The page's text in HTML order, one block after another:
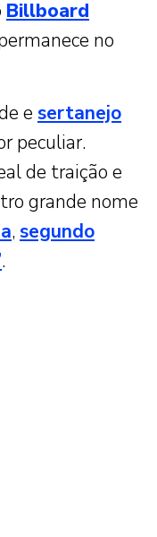
Billboard
no
e sertanejo
peculiar.
de traição e
grande nome
, segundo
.